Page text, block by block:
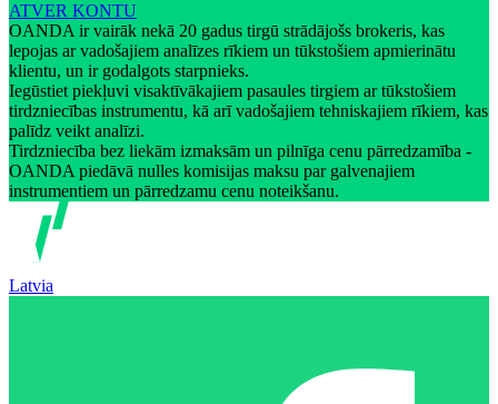
ATVER KONTU
OANDA ir vairāk nekā 20 gadus tirgū strādājošs brokeris, kas
lepojas ar vadošajiem analīzes rīkiem un tūkstošiem apmierinātu
klientu, un ir godalgots starpnieks.
Iegūstiet piekļuvi visaktīvākajiem pasaules tirgiem ar tūkstošiem
tirdzniecības instrumentu, kā arī vadošajiem tehniskajiem rīkiem, kas
palīdz veikt analīzi.
Tirdzniecība bez liekām izmaksām un pilnīga cenu pārredzamība -
OANDA piedāvā nulles komisijas maksu par galvenajiem
instrumentiem un pārredzamu cenu noteikšanu.
Latvia